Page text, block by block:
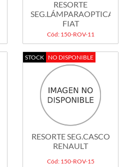
RESORTE
SEG.LÁMPARAOPTICA
FIAT
Cód: 150-ROV-11
STOCK NO DISPONIBLE
RESORTE SEG.CASCO
RENAULT
Cód: 150-ROV-15